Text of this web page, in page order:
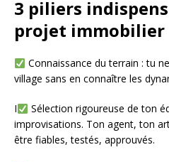
3 piliers
projet immobilier
Connaissance du terrain : tu
village sans en connaître les
I
Sélection rigoureuse de ton
improvisations. Ton agent, ton
être fiables, testés, approuvés.